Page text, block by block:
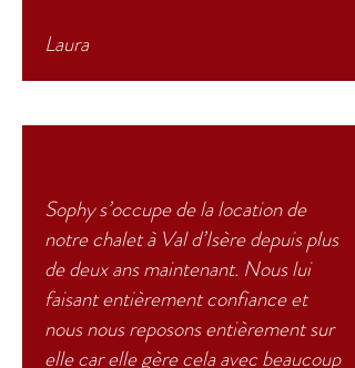
Laura
Sophy s’occupe de la location de
notre chalet à Val d’Isère depuis plus
de deux ans maintenant. Nous lui
faisant entièrement confiance et
nous nous reposons entièrement sur
elle car elle gère cela avec beaucoup